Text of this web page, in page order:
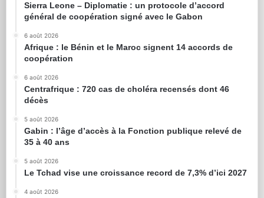
Sierra Leone – Diplomatie : un protocole d’accord
général de coopération signé avec le Gabon
6 août 2026
Afrique : le Bénin et le Maroc signent 14 accords de
coopération
6 août 2026
Centrafrique : 720 cas de choléra recensés dont 46
décès
5 août 2026
Gabin : l’âge d’accès à la Fonction publique relevé de
35 à 40 ans
5 août 2026
Le Tchad vise une croissance record de 7,3% d’ici 2027
4 août 2026